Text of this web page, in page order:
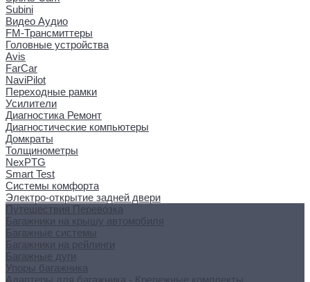
Subini
Видео Аудио
FM-Трансмиттеры
Головные устройства
Avis
FarCar
NaviPilot
Переходные рамки
Усилители
Диагностика Ремонт
Диагностические компьютеры
Домкраты
Толщинометры
NexPTG
Smart Test
Системы комфорта
Электро-открытие задней двери
Путешествия Перевозка
Багажники на крышу автомобиля
Багажные системы
Багажники на рейлинги
Багажные дуги
Упоры багажника
Адаптеры для багажника - Крепежные комплекты